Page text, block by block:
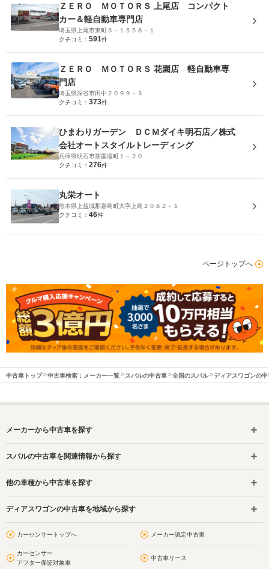
ＺＥＲＯ ＭＯＴＯＲＳ 上尾店 コンパクト
カー＆軽自動車専門店
埼玉県上尾市東町３－１５５８－１
クチコミ： 591件
ＺＥＲＯ ＭＯＴＯＲＳ 花園店 軽自動車専
門店
埼玉県深谷市田中２０９９－３
クチコミ： 373件
ひまわりガーデン ＤＣＭダイキ明石店／株式
会社オートスタイルトレーディング
兵庫県明石市茶園場町１－２０
クチコミ： 276件
丸栄オート
熊本県上益城郡嘉島町大字上島２０８２－１
クチコミ： 46件
ページトップへ
中古車トップ 中古車検索：メーカー一覧 スバルの中古車 全国のスバル ディアスワゴンの中
メーカーから中古車を探す
スバルの中古車を関連情報から探す
他の車種から中古車を探す
ディアスワゴンの中古車を地域から探す
カーセンサートップへ メーカー認定中古車
カーセンサー
アフター保証対象車
中古車リース